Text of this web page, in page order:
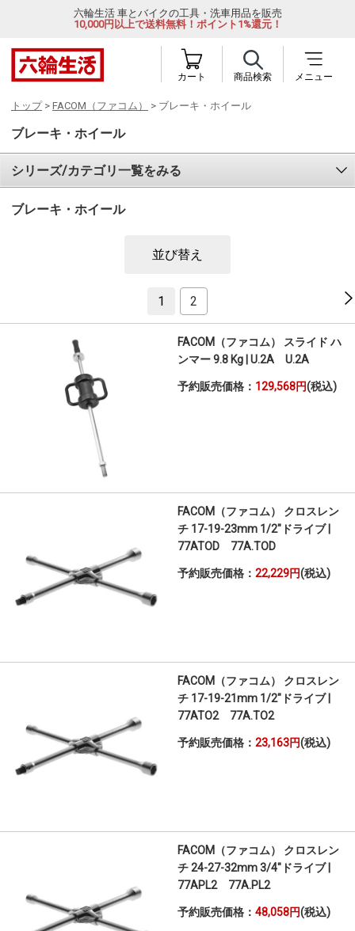
六輪生活 車とバイクの工具・洗車用品を販売
10,000円以上で送料無料！ポイント1%還元！
カート 商品検索 メニュー
トップ> FACOM（ファコム） > ブレーキ・ホイール
ブレーキ・ホイール
シリーズ/カテゴリ一覧をみる
ブレーキ・ホイール
並び替え
1 2
FACOM（ファコム） スライド ハ
ンマー 9.8 Kg | U.2A U.2A
予約販売価格： 129,568円(税込)
FACOM（ファコム） クロスレン
チ 17-19-23mm 1/2"ドライブ |
77ATOD 77A.TOD
予約販売価格： 22,229円(税込)
FACOM（ファコム） クロスレン
チ 17-19-21mm 1/2"ドライブ |
77ATO2 77A.TO2
予約販売価格： 23,163円(税込)
FACOM（ファコム） クロスレン
チ 24-27-32mm 3/4"ドライブ |
77APL2 77A.PL2
予約販売価格： 48,058円(税込)